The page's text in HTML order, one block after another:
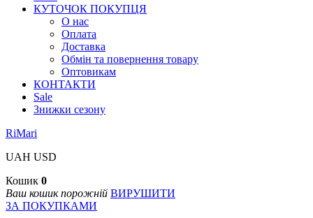
КУТОЧОК ПОКУПЦЯ
О нас
Оплата
Доставка
Обмін та повернення товару
Оптовикам
КОНТАКТИ
Sale
Знижки сезону
RiMari
UAH USD
Кошик 0
Ваш кошик порожній ВИРУШИТИ
ЗА ПОКУПКАМИ